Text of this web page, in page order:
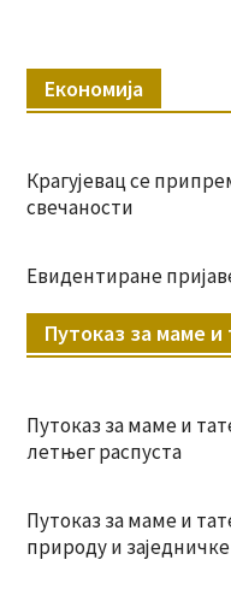
Економија
Крагујевац се
свечаности
Евидентиране
Путоказ за маме и
Путоказ за маме и
летњег распуста
Путоказ за маме и
природу и